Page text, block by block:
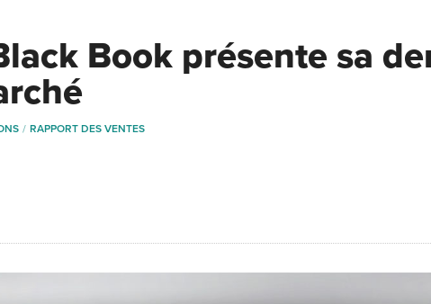
Book présente sa
RAPPORT DES VENTES